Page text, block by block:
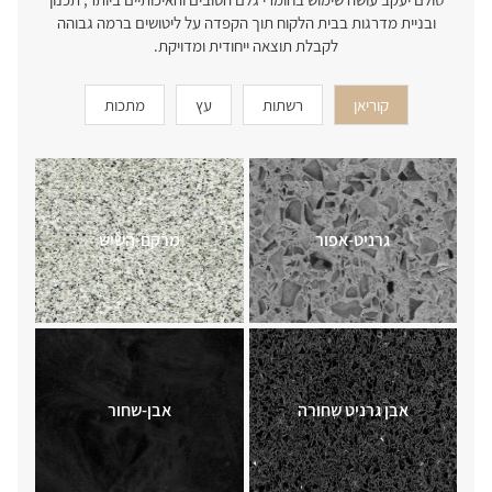
ובניית מדרגות בבית הלקוח תוך הקפדה על ליטושים ברמה גבוהה
לקבלת תוצאה ייחודית ומדויקת.
קוריאן רשתות עץ מתכות
גרניט-אפור
אבן גרניט שחורה
מרקם-השיש
אבן-שחור
רשת 5
רשת 3
רשת 2
רשת 1
אדני רכבת
עץ טיק
אקליפטוס
עץ דובדבן
נחושת
פליז
חומר מתכת